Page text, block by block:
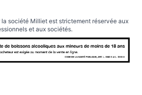
société Milliet est strictement réservée aux
et aux sociétés.